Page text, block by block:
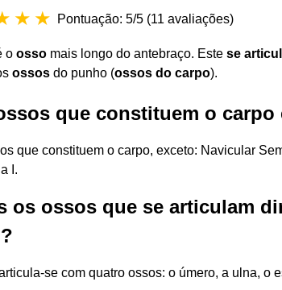
Pontuação: 5/5 (11 avaliações)
o osso mais longo do antebraço. Este se
ossos do punho (ossos do carpo).
que constituem o carpo
que constituem o carpo, exceto: Navicular
I.
os ossos que se articulam
se com quatro ossos: o úmero, a ulna, o